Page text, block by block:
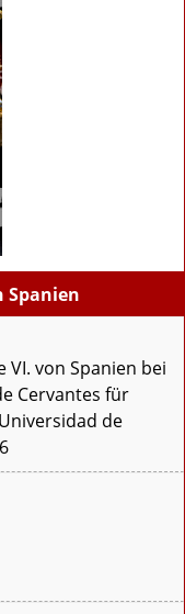
Spanien
VI. von Spanien bei
Cervantes für
de